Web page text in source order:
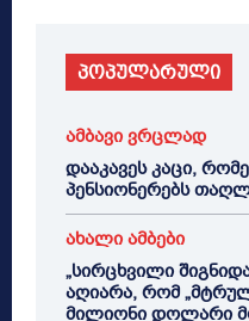
პოპულარული
ამბავი ვრცლად
დააკავეს კაცი,
პენსიონერებს
ახალი ამბები
„სირცხვილი
აღიარა, რომ
მილიონი დოლარი